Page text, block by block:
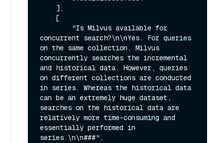
concurrent search?\n\nYes. For queries
on the same collection, Milvus
concurrently searches the incremental
and historical data. However, queries
on different collections are conducted
in series. Whereas the historical data
can be an extremely huge dataset,
searches on the historical data are
relatively more time-consuming and
essentially performed in
series.\n\n###",